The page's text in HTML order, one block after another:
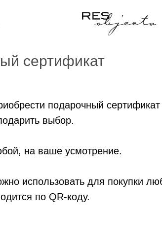
сертификат
подарочный
выбор.
на ваше усмотрение.
использовать для покупки
по QR-коду.